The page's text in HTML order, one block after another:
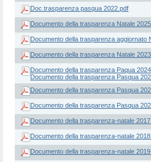
Doc.trasparenza pasqua 2022.pdf
Documento della trasparenza Natale
Documento della trasparenza aggiornato
Documento della trasparenza Natale
Documento della trasparenza Paqua
Documento della trasparenza Pasqua
Documento della trasparenza Pasqua
Documento della trasparenza Pasqua
Documento della trasparenza-natale
Documento della trasparenza-natale
Documento della trasparenza-natale